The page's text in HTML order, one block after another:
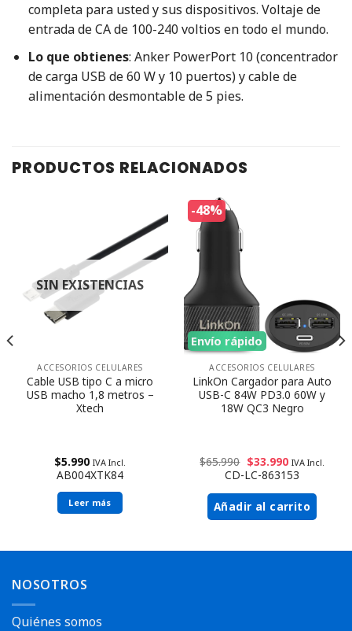
completa para usted y sus dispositivos. Voltaje de
entrada de CA de 100-240 voltios en todo el mundo.
Lo que obtienes: Anker PowerPort 10 (concentrador
de carga USB de 60 W y 10 puertos) y cable de
alimentación desmontable de 5 pies.
PRODUCTOS RELACIONADOS
SIN EXISTENCIAS
ACCESORIOS CELULARES
Cable USB tipo C a micro
USB macho 1,8 metros –
Xtech
$5.990 IVA Incl.
AB004XTK84
Leer más
-48%
Envío rápido
ACCESORIOS CELULARES
LinkOn Cargador para Auto
USB-C 84W PD3.0 60W y
18W QC3 Negro
$65.990 $33.990 IVA Incl.
CD-LC-863153
Añadir al carrito
NOSOTROS
Quiénes somos